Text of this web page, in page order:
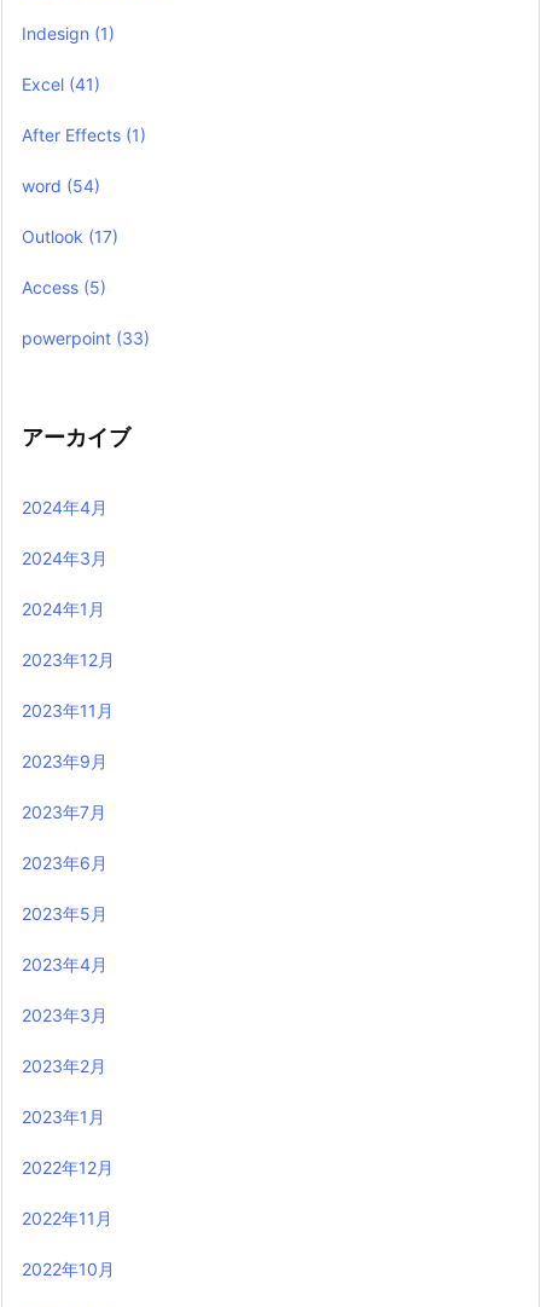
Indesign (1)
Excel (41)
After Effects (1)
word (54)
Outlook (17)
Access (5)
powerpoint (33)
アーカイブ
2024年4月
2024年3月
2024年1月
2023年12月
2023年11月
2023年9月
2023年7月
2023年6月
2023年5月
2023年4月
2023年3月
2023年2月
2023年1月
2022年12月
2022年11月
2022年10月